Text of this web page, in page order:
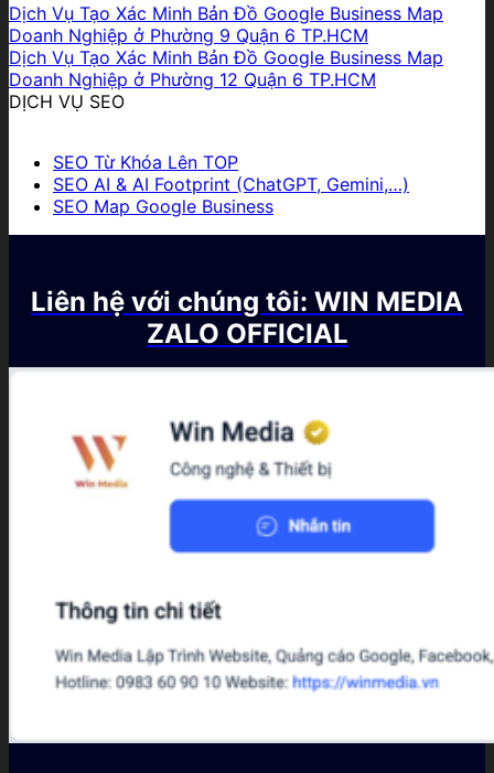
Dịch Vụ Tạo Xác Minh Bản Đồ Google Business Map
Doanh Nghiệp ở Phường 9 Quận 6 TP.HCM
Dịch Vụ Tạo Xác Minh Bản Đồ Google Business Map
Doanh Nghiệp ở Phường 12 Quận 6 TP.HCM
DỊCH VỤ SEO
SEO Từ Khóa Lên TOP
SEO AI & AI Footprint (ChatGPT, Gemini,…)
SEO Map Google Business
Liên hệ với chúng tôi: WIN MEDIA
ZALO OFFICIAL